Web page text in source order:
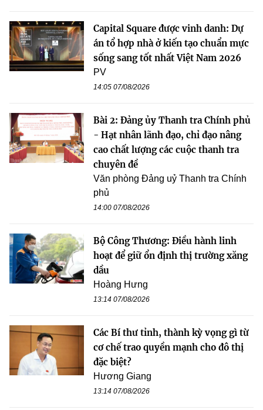
Capital Square được vinh danh: Dự
án tổ hợp nhà ở kiến tạo chuẩn mực
sống sang tốt nhất Việt Nam 2026
PV
14:05 07/08/2026
Bài 2: Đảng ủy Thanh tra Chính phủ
- Hạt nhân lãnh đạo, chỉ đạo nâng
cao chất lượng các cuộc thanh tra
chuyên đề
Văn phòng Đảng uỷ Thanh tra Chính
phủ
14:00 07/08/2026
Bộ Công Thương: Điều hành linh
hoạt để giữ ổn định thị trường xăng
dầu
Hoàng Hưng
13:14 07/08/2026
Các Bí thư tỉnh, thành kỳ vọng gì từ
cơ chế trao quyền mạnh cho đô thị
đặc biệt?
Hương Giang
13:14 07/08/2026